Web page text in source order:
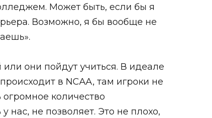
Может быть, если бы я
Возможно, я бы вообще не
они пойдут учиться. В идеале
в NCAA, там игроки не
количество
нас, не позволяет. Это не плохо,